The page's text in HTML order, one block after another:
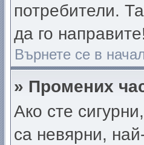
потребители.
да го
Върнете се в
» Промених
Ако сте
са невярни,